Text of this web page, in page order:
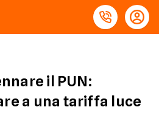
il PUN:
a una tariffa luce